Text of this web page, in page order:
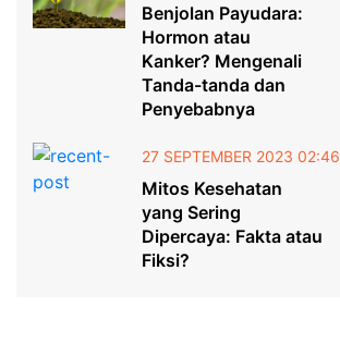
Benjolan Payudara:
Hormon atau
Kanker? Mengenali
Tanda-tanda dan
Penyebabnya
27 SEPTEMBER 2023 02:46
Mitos Kesehatan
yang Sering
Dipercaya: Fakta atau
Fiksi?